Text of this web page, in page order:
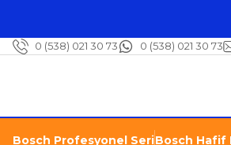
0 (538) 021 30 73 0 (538) 021 30 73
Bosch Profesyonel SeriBosch Hafif